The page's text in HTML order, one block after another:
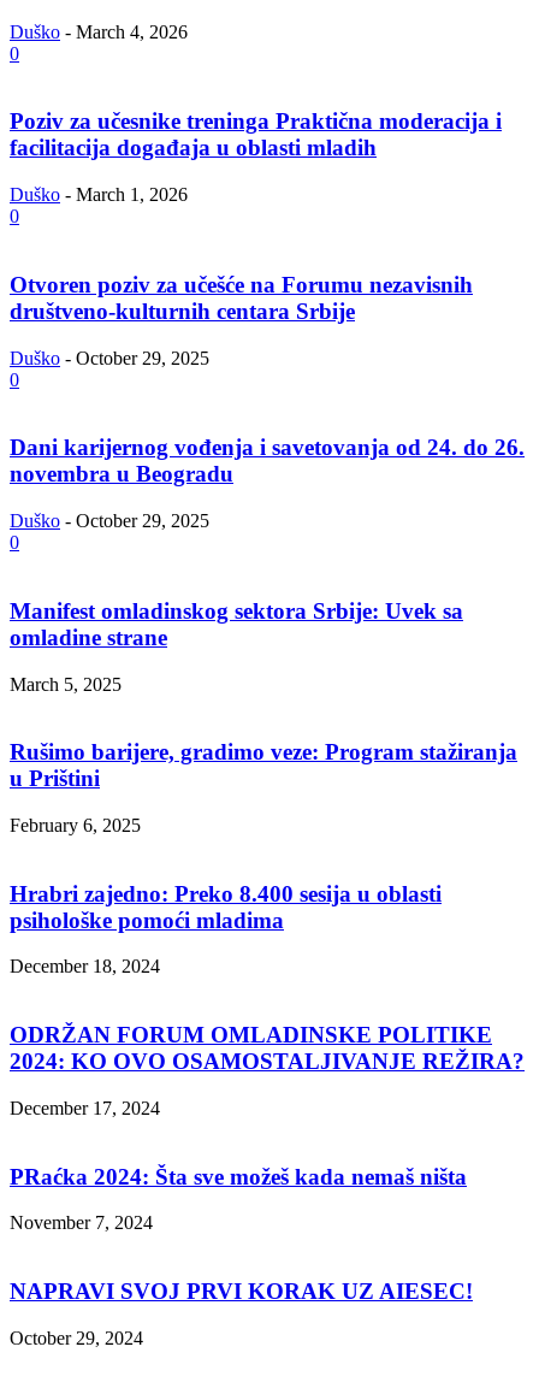
Duško - March 4, 2026
0
Poziv za učesnike treninga Praktična moderacija i
facilitacija događaja u oblasti mladih
Duško - March 1, 2026
0
Otvoren poziv za učešće na Forumu nezavisnih
društveno-kulturnih centara Srbije
Duško - October 29, 2025
0
Dani karijernog vođenja i savetovanja od 24. do 26.
novembra u Beogradu
Duško - October 29, 2025
0
Manifest omladinskog sektora Srbije: Uvek sa
omladine strane
March 5, 2025
Rušimo barijere, gradimo veze: Program stažiranja
u Prištini
February 6, 2025
Hrabri zajedno: Preko 8.400 sesija u oblasti
psihološke pomoći mladima
December 18, 2024
ODRŽAN FORUM OMLADINSKE POLITIKE
2024: KO OVO OSAMOSTALJIVANJE REŽIRA?
December 17, 2024
PRaćka 2024: Šta sve možeš kada nemaš ništa
November 7, 2024
NAPRAVI SVOJ PRVI KORAK UZ AIESEC!
October 29, 2024